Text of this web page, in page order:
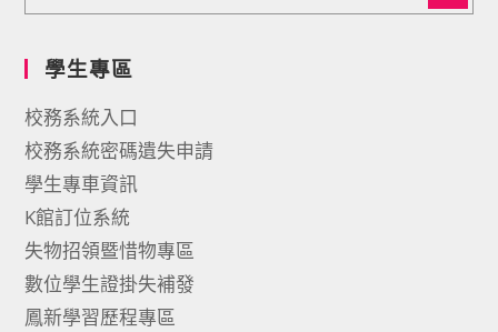
學生專區
校務系統入口
校務系統密碼遺失申請
學生專車資訊
K館訂位系統
失物招領暨惜物專區
數位學生證掛失補發
鳳新學習歷程專區